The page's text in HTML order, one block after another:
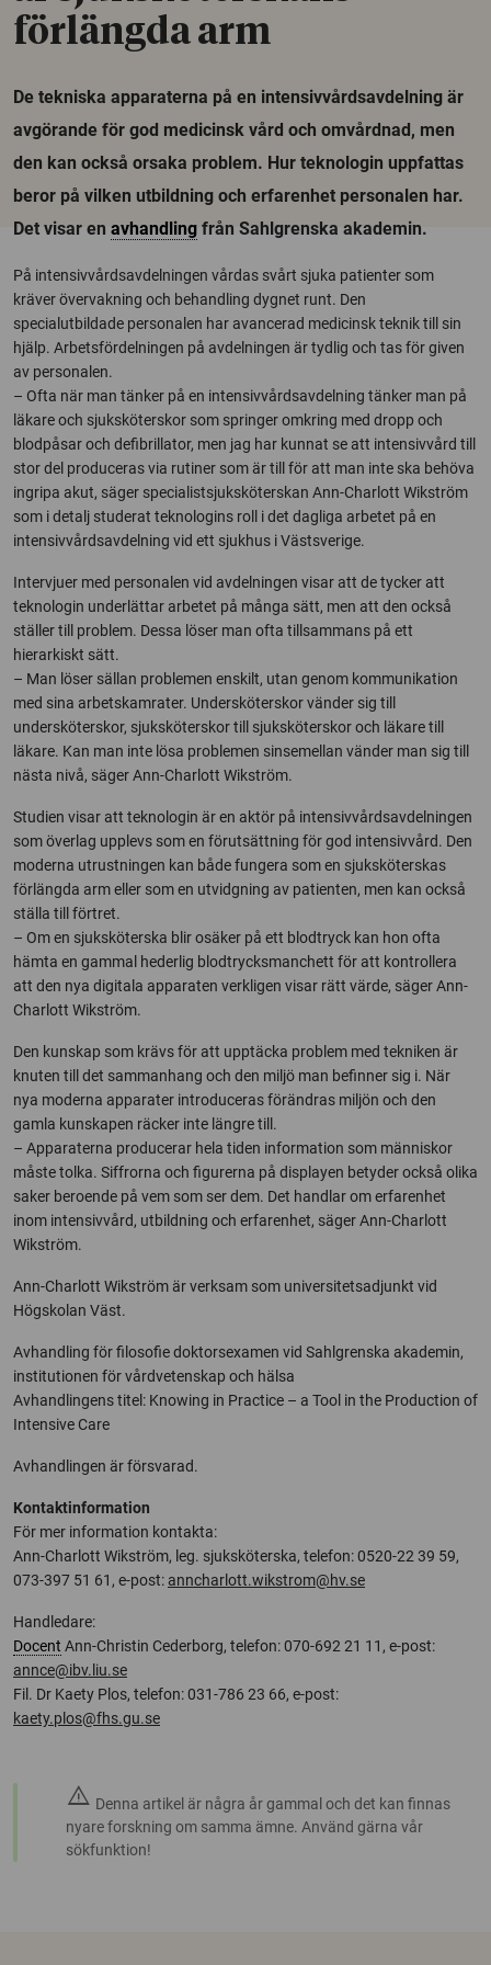
förlängda arm
De tekniska apparaterna på en intensivvårdsavdelning är
avgörande för god medicinsk vård och omvårdnad, men
den kan också orsaka problem. Hur teknologin uppfattas
beror på vilken utbildning och erfarenhet personalen har.
Det visar en avhandling från Sahlgrenska akademin.
På intensivvårdsavdelningen vårdas svårt sjuka patienter som
kräver övervakning och behandling dygnet runt. Den
specialutbildade personalen har avancerad medicinsk teknik till sin
hjälp. Arbetsfördelningen på avdelningen är tydlig och tas för given
av personalen.
– Ofta när man tänker på en intensivvårdsavdelning tänker man på
läkare och sjuksköterskor som springer omkring med dropp och
blodpåsar och defibrillator, men jag har kunnat se att intensivvård till
stor del produceras via rutiner som är till för att man inte ska behöva
ingripa akut, säger specialistsjuksköterskan Ann-Charlott Wikström
som i detalj studerat teknologins roll i det dagliga arbetet på en
intensivvårdsavdelning vid ett sjukhus i Västsverige.
Intervjuer med personalen vid avdelningen visar att de tycker att
teknologin underlättar arbetet på många sätt, men att den också
ställer till problem. Dessa löser man ofta tillsammans på ett
hierarkiskt sätt.
– Man löser sällan problemen enskilt, utan genom kommunikation
med sina arbetskamrater. Undersköterskor vänder sig till
undersköterskor, sjuksköterskor till sjuksköterskor och läkare till
läkare. Kan man inte lösa problemen sinsemellan vänder man sig till
nästa nivå, säger Ann-Charlott Wikström.
Studien visar att teknologin är en aktör på intensivvårdsavdelningen
som överlag upplevs som en förutsättning för god intensivvård. Den
moderna utrustningen kan både fungera som en sjuksköterskas
förlängda arm eller som en utvidgning av patienten, men kan också
ställa till förtret.
– Om en sjuksköterska blir osäker på ett blodtryck kan hon ofta
hämta en gammal hederlig blodtrycksmanchett för att kontrollera
att den nya digitala apparaten verkligen visar rätt värde, säger Ann-
Charlott Wikström.
Den kunskap som krävs för att upptäcka problem med tekniken är
knuten till det sammanhang och den miljö man befinner sig i. När
nya moderna apparater introduceras förändras miljön och den
gamla kunskapen räcker inte längre till.
– Apparaterna producerar hela tiden information som människor
måste tolka. Siffrorna och figurerna på displayen betyder också olika
saker beroende på vem som ser dem. Det handlar om erfarenhet
inom intensivvård, utbildning och erfarenhet, säger Ann-Charlott
Wikström.
Ann-Charlott Wikström är verksam som universitetsadjunkt vid
Högskolan Väst.
Avhandling för filosofie doktorsexamen vid Sahlgrenska akademin,
institutionen för vårdvetenskap och hälsa
Avhandlingens titel: Knowing in Practice – a Tool in the Production of
Intensive Care
Avhandlingen är försvarad.
Kontaktinformation
För mer information kontakta:
Ann-Charlott Wikström, leg. sjuksköterska, telefon: 0520-22 39 59,
073-397 51 61, e-post:anncharlott.wikstrom@hv.se
Handledare:
Docent Ann-Christin Cederborg, telefon: 070-692 21 11, e-post:
annce@ibv.liu.se
Fil. Dr Kaety Plos, telefon: 031-786 23 66, e-post:
kaety.plos@fhs.gu.se
warning Denna artikel är några år gammal och det kan finnas
nyare forskning om samma ämne. Använd gärna vår
sökfunktion!